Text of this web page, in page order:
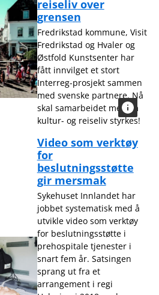
reiseliv over
grensen
Fredrikstad kommune, Visit
Fredrikstad og Hvaler og
Østfold Kunstsenter har
fått innvilget et stort
Interreg-prosjekt sammen
med svenske partnere. Nå
skal samarbeidet mellom
kultur- og reiseliv styrkes!
Video som verktøy
for
beslutningsstøtte
gir mersmak
Sykehuset Innlandet har
jobbet systematisk med å
utvikle video som verktøy
for beslutningsstøtte i
prehospitale tjenester i
snart fem år. Satsingen
sprang ut fra et
arrangement i regi